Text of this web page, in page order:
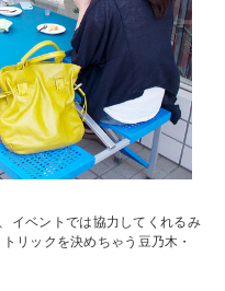
イベントでは協力してくれるみ
リックを決めちゃう豆乃木・